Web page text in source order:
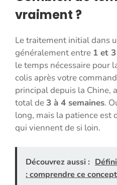
vraiment ?
Le traitement initial dans
généralement entre 1 et
le temps nécessaire pour
colis après votre
principal depuis la Chine,
total de3 à 4 semaines.
long, mais la patience est
qui viennent de si loin.
Découvrez aussi :
: comprendre ce